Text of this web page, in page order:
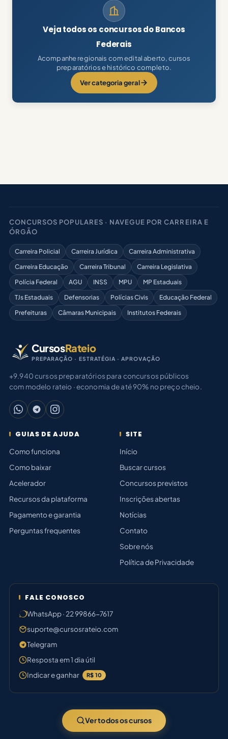
Veja todos os concursos do Bancos
Federais
Acompanhe regionais com edital aberto, cursos
preparatórios e histórico completo.
Ver categoria geral
CONCURSOS POPULARES · NAVEGUE POR CARREIRA E
ÓRGÃO
Carreira Policial Carreira Jurídica
Carreira Administrativa
Carreira Educação
Carreira Tribunal
Carreira Legislativa
Polícia Federal
AGU INSS MPU
MP Estaduais
TJs Estaduais
Defensorias Polícias Civis
Educação Federal
Prefeituras
Câmaras Municipais Institutos Federais
CursosRateio
PREPARAÇÃO · ESTRATÉGIA · APROVAÇÃO
+9.940 cursos preparatórios para concursos públicos
com modelo rateio · economia de até 90% no preço cheio.
GUIAS DE AJUDA
Como funciona
Como baixar
Acelerador
Recursos da plataforma
Pagamento e garantia
Perguntas frequentes
SITE
Início
Buscar cursos
Concursos previstos
Inscrições abertas
Notícias
Contato
Sobre nós
Política de Privacidade
FALE CONOSCO
WhatsApp · 22 99866-7617
suporte@cursosrateio.com
Telegram
Resposta em 1 dia útil
Indicar e ganhar
R$ 10
Ver todos os cursos